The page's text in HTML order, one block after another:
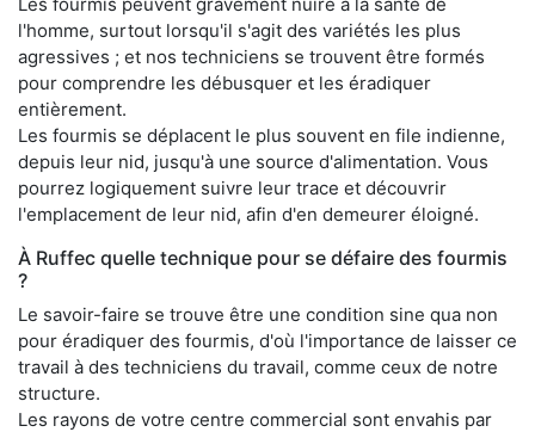
l'homme, surtout lorsqu'il s'agit des variétés les plus
agressives ; et nos techniciens se trouvent être formés
pour comprendre les débusquer et les éradiquer
entièrement.
Les fourmis se déplacent le plus souvent en file indienne,
depuis leur nid, jusqu'à une source d'alimentation. Vous
pourrez logiquement suivre leur trace et découvrir
l'emplacement de leur nid, afin d'en demeurer éloigné.
À Ruffec quelle technique pour se défaire des fourmis
?
Le savoir-faire se trouve être une condition sine qua non
pour éradiquer des fourmis, d'où l'importance de laisser ce
travail à des techniciens du travail, comme ceux de notre
structure.
Les rayons de votre centre commercial sont envahis par